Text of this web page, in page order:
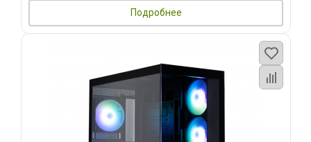
Подробнее